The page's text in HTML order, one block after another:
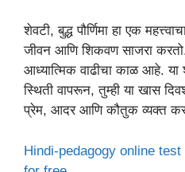
शेवटी, बुद्ध पौर्णिमा हा एक
जीवन आणि शिकवण साजरा
आध्यात्मिक वाढीचा काळ आहे.
स्थिती वापरून, तुम्ही या खास
प्रेम, आदर आणि कौतुक व्यक्त
Hindi-pedagogy online